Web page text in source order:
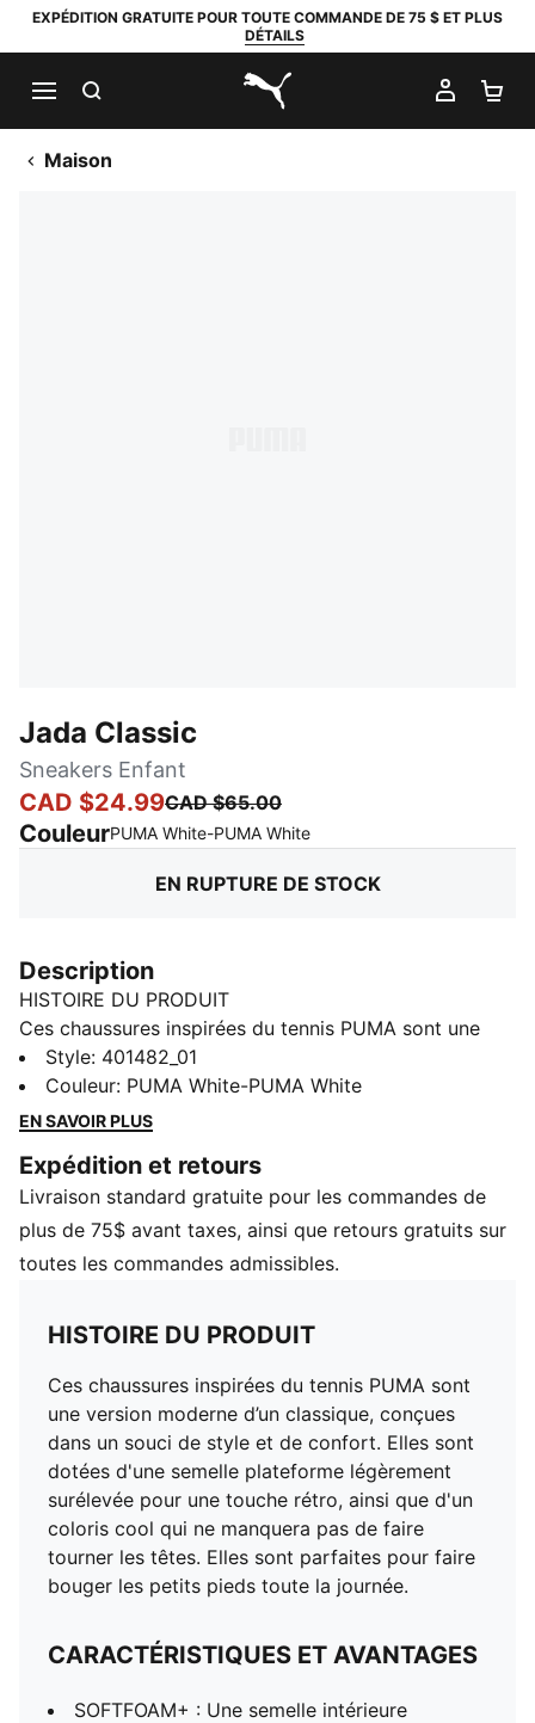
EXPÉDITION GRATUITE POUR TOUTE COMMANDE DE 75 $ ET PLUS
DÉTAILS
PUMA.com
MON
Maison
Jada Classic
Sneakers Enfant
CAD $24.99CAD $65.00
CouleurPUMA White-PUMA White:
EN RUPTURE DE STOCK
Description
HISTOIRE DU PRODUIT
Ces chaussures inspirées du tennis PUMA sont une
version moderne d’un classique, conçues dans un
souci de style et de confort. Elles sont dotées d'une
semelle plateforme légèrement surélevée pour une
manquera pas de faire tourner les têtes. Elles sont
parfaites pour faire bouger les petits pieds toute la
journée.
CARACTÉRISTIQUES ET AVANTAGES
doux grâce à son talon très épais
La tige des chaussures est faite d’au moins 30 % de
matériaux recyclés, et le dessous d’au moins 10 %.
DÉTAILS
Largeur régulière
Tige synthétique
Fermeture à lacets
Détails de marque PUMA
PUMA Enfant : Recommandé pour les jeunes enfants
de 4 à 8 ans.
Style: 401482_01
Couleur: PUMA White-PUMA White
EN SAVOIR PLUS
Expédition et retours
Livraison standard gratuite pour les commandes de
plus de 75$ avant taxes, ainsi que retours gratuits sur
toutes les commandes admissibles.
HISTOIRE DU PRODUIT
Ces chaussures inspirées du tennis PUMA sont
une version moderne d’un classique, conçues
dans un souci de style et de confort. Elles sont
dotées d'une semelle plateforme légèrement
surélevée pour une touche rétro, ainsi que d'un
coloris cool qui ne manquera pas de faire
tourner les têtes. Elles sont parfaites pour faire
bouger les petits pieds toute la journée.
CARACTÉRISTIQUES ET AVANTAGES
SOFTFOAM+ : Une semelle intérieure